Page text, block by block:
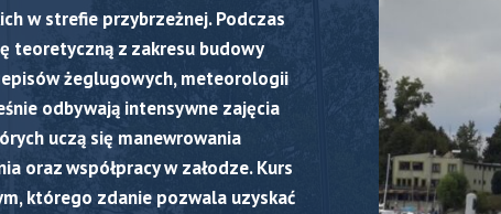
w strefie przybrzeżnej. Podczas
teoretyczną z zakresu budowy
żeglugowych, meteorologii
odbywają intensywne zajęcia
uczą się manewrowania
oraz współpracy w załodze. Kurs
którego zdanie pozwala uzyskać